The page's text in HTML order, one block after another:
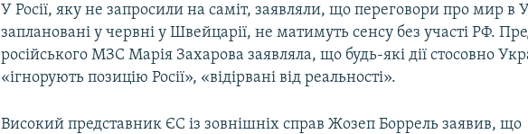
У Росії, яку не запросили на саміт, заявляли, що переговори про мир в
заплановані у червні у Швейцарії, не матимуть сенсу без участі РФ.
російського МЗС Марія Захарова заявляла, що будь-які дії стосовно
«ігнорують позицію Росії», «відірвані від реальності».
Високий представник ЄС із зовнішніх справ Жозеп Боррель заявив, що